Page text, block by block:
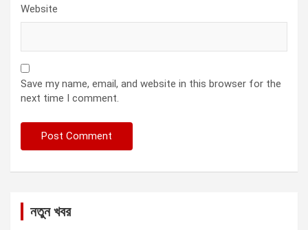
Website
Save my name, email, and website in this browser for the
next time I comment.
নতুন খবর